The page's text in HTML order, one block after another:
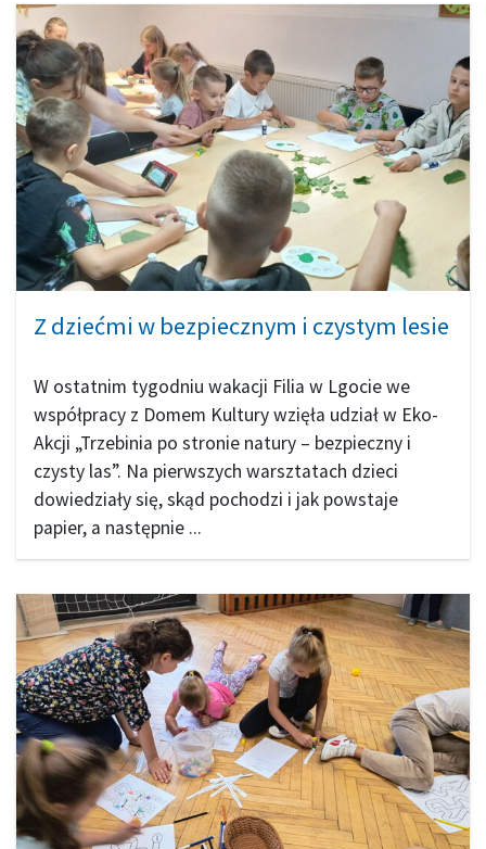
Z dziećmi w bezpiecznym i czystym lesie
W ostatnim tygodniu wakacji Filia w Lgocie we
współpracy z Domem Kultury wzięła udział w Eko-
Akcji „Trzebinia po stronie natury – bezpieczny i
czysty las”. Na pierwszych warsztatach dzieci
dowiedziały się, skąd pochodzi i jak powstaje
papier, a następnie ...